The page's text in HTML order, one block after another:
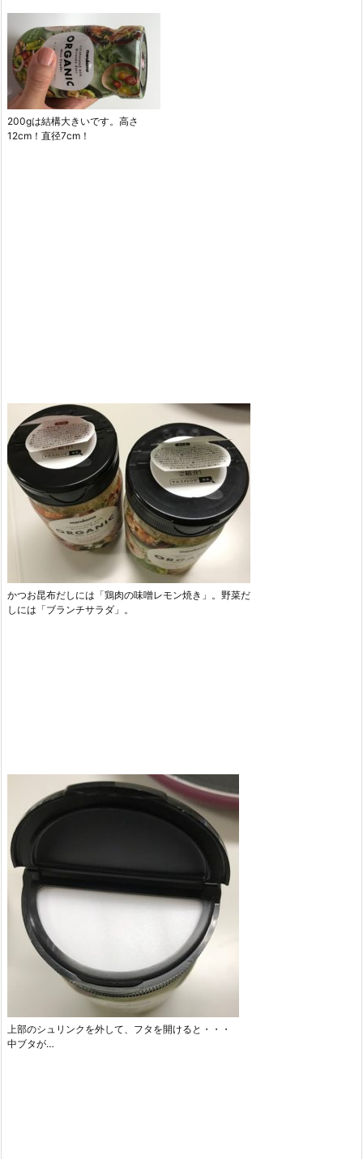
200gは結構大きいです。高さ
12cm！直径7cm！
かつお昆布だしには「鶏肉の味噌レモン焼き」。野菜だ
しには「ブランチサラダ」。
上部のシュリンクを外して、フタを開けると・・・
中ブタが…